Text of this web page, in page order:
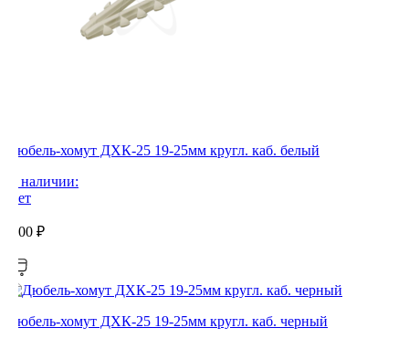
Дюбель-хомут ДХК-25 19-25мм кругл. каб. белый
В наличии:
Нет
0,00 ₽
Дюбель-хомут ДХК-25 19-25мм кругл. каб. черный